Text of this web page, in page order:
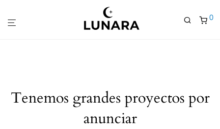
0
Tenemos grandes proyectos por
anunciar